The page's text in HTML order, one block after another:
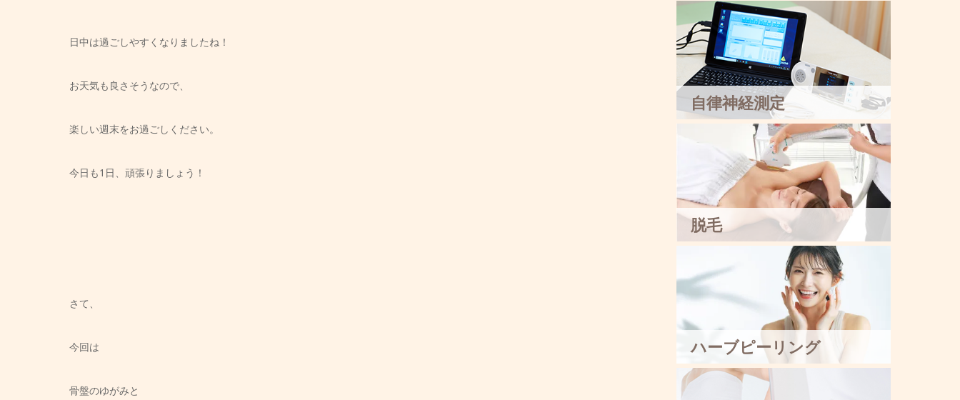
日中は過ごしやすくなりましたね！
お天気も良さそうなので、
楽しい週末をお過ごしください。
今日も1日、頑張りましょう！
さて、
今回は
骨盤のゆがみと
自律神経測定
脱毛
ハーブピーリング